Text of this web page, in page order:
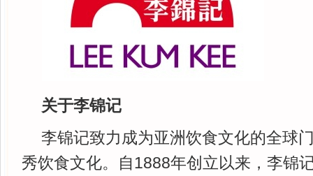
关于李锦记
李锦记致力成为亚洲饮食文化的全球
秀饮食文化。自1888年创立以来，李锦